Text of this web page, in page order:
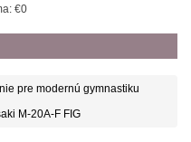
€0
pre modernú gymnastiku
M-20A-F FIG